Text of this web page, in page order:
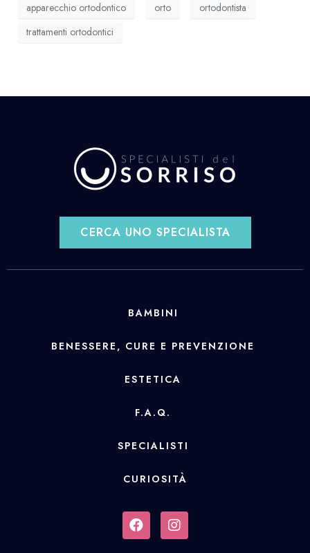
apparecchio ortodontico orto
ortodontista
trattamenti ortodontici
CERCA UNO SPECIALISTA
BAMBINI
BENESSERE, CURE E PREVENZIONE
ESTETICA
F.A.Q.
SPECIALISTI
CURIOSITÀ